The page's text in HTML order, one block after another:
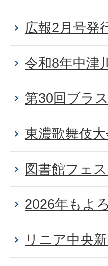
広報2月号発
令和8年中津
第30回ブラ
東濃歌舞伎
図書館フェ
2026年もよ
リニア中央